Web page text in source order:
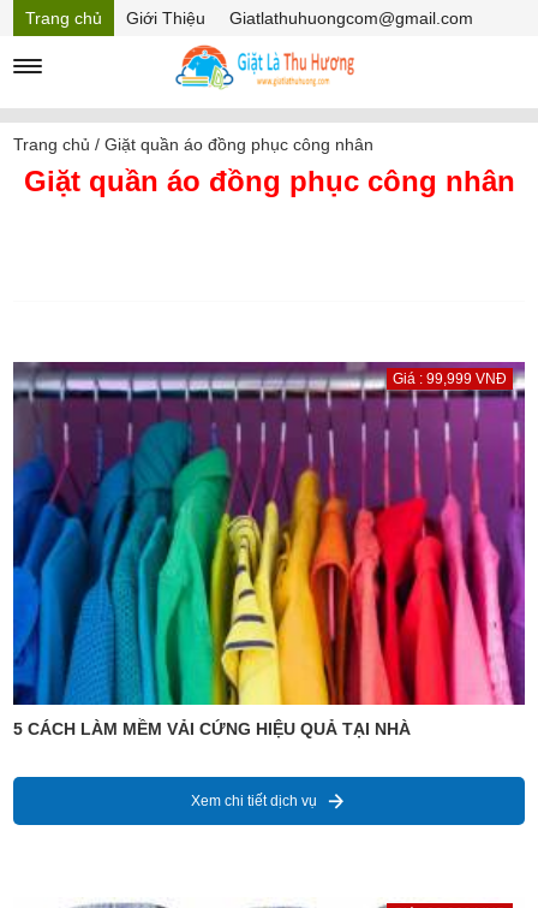
Trang chủ Giới Thiệu
Giatlathuhuongcom@gmail.com
Mã Giảm giá
Trang chủ /Giặt quần áo đồng phục công nhân
Giặt quần áo đồng phục công nhân
Giá : 99,999 VNĐ
5 CÁCH LÀM MỀM VẢI CỨNG HIỆU QUẢ TẠI NHÀ
Xem chi tiết dịch vụ